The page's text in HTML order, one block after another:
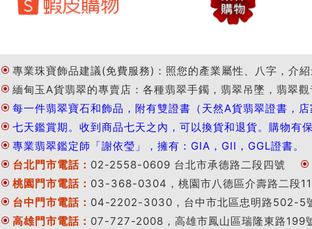
專業珠寶飾品建議(免費服務)：照您的產業屬性、八字，介
緬甸玉A貨翡翠的專賣店：各種翡翠手鐲，翡翠吊墜，翡翠
每一件翡翠寶石和飾品，附有雙證書（天然A貨翡翠證書
七天鑑賞期。收到商品七天之內，可以換貨和退貨。購物有
專業翡翠鑑定師「謝依瑩」，擁有：GIA，GII，GGL證書。
台北門市電話： 02-2558-0609 台北市承德路二段四號
桃園門市電話： 03-368-0304，桃園市八德區介壽路二段
台中門市電話： 04-2202-3030，台中市北區忠明路502-5
高雄門市電話： 07-727-2008，高雄市鳳山區瑞隆東路199